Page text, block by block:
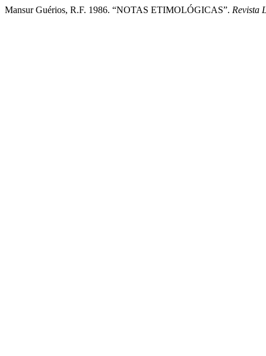
Mansur Guérios, R.F. 1986. “NOTAS ETIMOLÓGICAS”. Revista